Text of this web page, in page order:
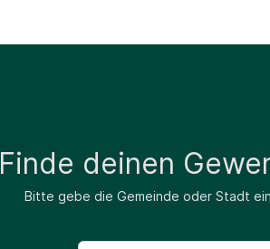
Finde deinen
Bitte gebe die Gemeinde oder Stadt